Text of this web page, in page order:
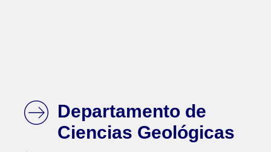
Departamento de
Ciencias Geológicas